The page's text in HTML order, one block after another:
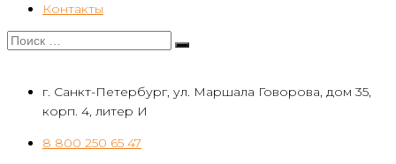
Контакты
г. Санкт-Петербург, ул. Маршала Говорова, дом 35,
корп. 4, литер И
8 800 250 65 47